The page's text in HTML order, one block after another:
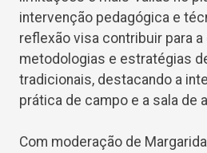
intervenção pedagógica e
reflexão visa contribuir para
metodologias e estratégias
tradicionais, destacando a
prática de campo e a sala de
Com moderação de